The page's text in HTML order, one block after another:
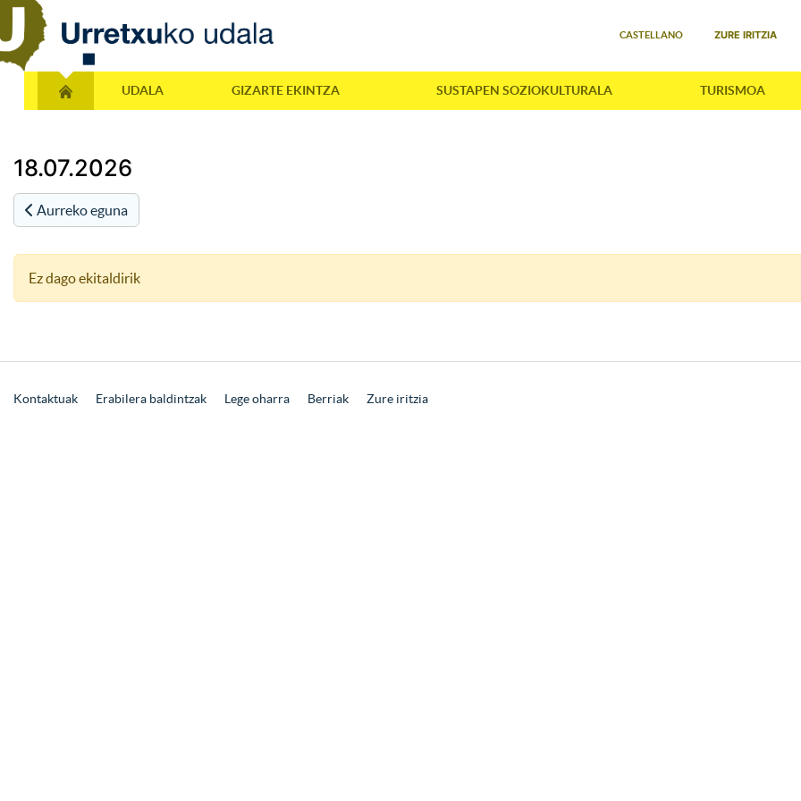
CASTELLANO ZURE IRITZIA
UDALA GIZARTE EKINTZA SUSTAPEN SOZIOKULTURALA TURISMOA
18.07.2026
Aurreko eguna
Ez dago ekitaldirik
Kontaktuak Erabilera baldintzak Lege oharra Berriak Zure iritzia